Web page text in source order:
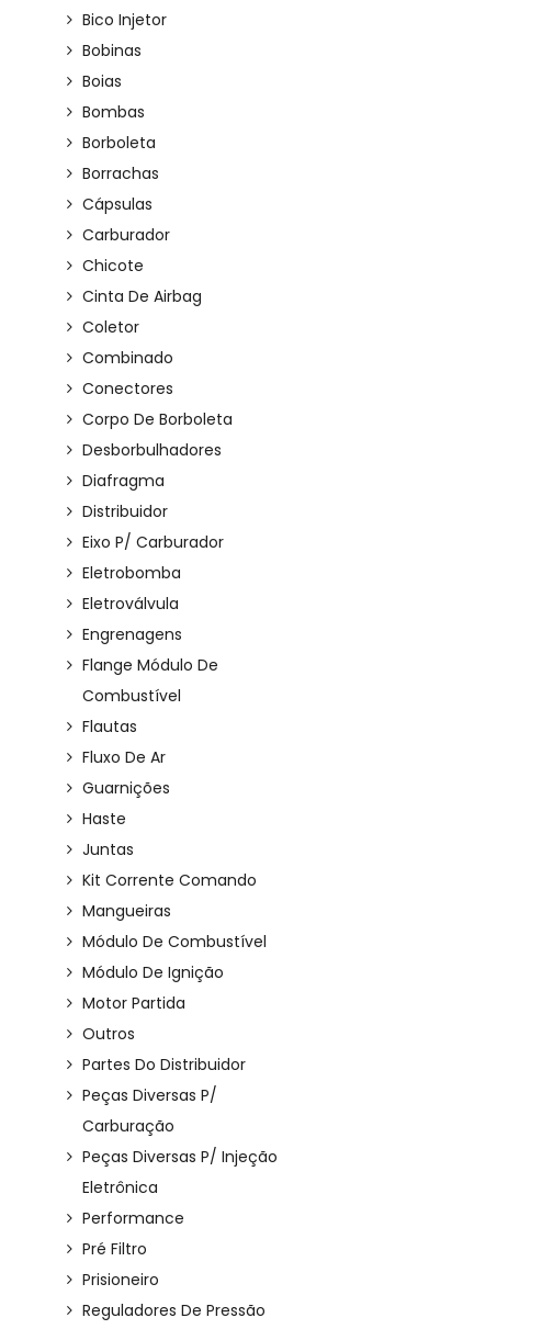
Bico Injetor
Bobinas
Boias
Bombas
Borboleta
Borrachas
Cápsulas
Carburador
Chicote
Cinta De Airbag
Coletor
Combinado
Conectores
Corpo De Borboleta
Desborbulhadores
Diafragma
Distribuidor
Eixo P/ Carburador
Eletrobomba
Eletroválvula
Engrenagens
Flange Módulo De
Combustível
Flautas
Fluxo De Ar
Guarnições
Haste
Juntas
Kit Corrente Comando
Mangueiras
Módulo De Combustível
Módulo De Ignição
Motor Partida
Outros
Partes Do Distribuidor
Peças Diversas P/
Carburação
Peças Diversas P/ Injeção
Eletrônica
Performance
Pré Filtro
Prisioneiro
Reguladores De Pressão